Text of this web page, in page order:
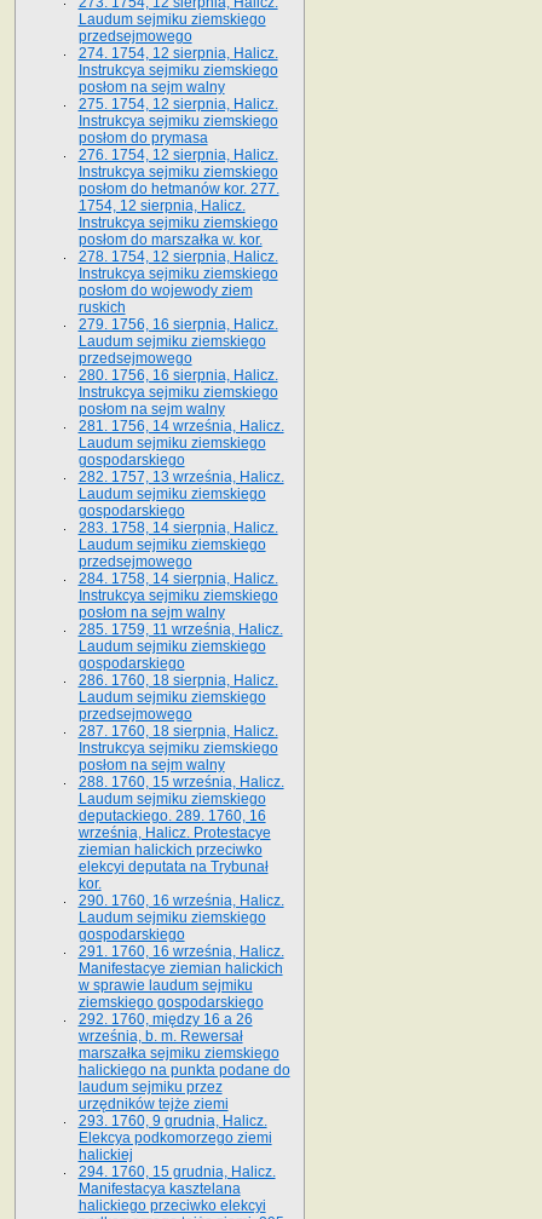
Laudum sejmiku ziemskiego
przedsejmowego
274. 1754, 12 sierpnia, Halicz.
Instrukcya sejmiku ziemskiego
posłom na sejm walny
275. 1754, 12 sierpnia, Halicz.
Instrukcya sejmiku ziemskiego
posłom do prymasa
276. 1754, 12 sierpnia, Halicz.
Instrukcya sejmiku ziemskiego
posłom do hetmanów kor. 277.
1754, 12 sierpnia, Halicz.
Instrukcya sejmiku ziemskiego
posłom do marszałka w. kor.
278. 1754, 12 sierpnia, Halicz.
Instrukcya sejmiku ziemskiego
posłom do wojewody ziem
ruskich
279. 1756, 16 sierpnia, Halicz.
Laudum sejmiku ziemskiego
przedsejmowego
280. 1756, 16 sierpnia, Halicz.
Instrukcya sejmiku ziemskiego
posłom na sejm walny
281. 1756, 14 września, Halicz.
Laudum sejmiku ziemskiego
gospodarskiego
282. 1757, 13 września, Halicz.
Laudum sejmiku ziemskiego
gospodarskiego
283. 1758, 14 sierpnia, Halicz.
Laudum sejmiku ziemskiego
przedsejmowego
284. 1758, 14 sierpnia, Halicz.
Instrukcya sejmiku ziemskiego
posłom na sejm walny
285. 1759, 11 września, Halicz.
Laudum sejmiku ziemskiego
gospodarskiego
286. 1760, 18 sierpnia, Halicz.
Laudum sejmiku ziemskiego
przedsejmowego
287. 1760, 18 sierpnia, Halicz.
Instrukcya sejmiku ziemskiego
posłom na sejm walny
288. 1760, 15 września, Halicz.
Laudum sejmiku ziemskiego
deputackiego. 289. 1760, 16
września, Halicz. Protestacye
ziemian halickich przeciwko
elekcyi deputata na Trybunał
kor.
290. 1760, 16 września, Halicz.
Laudum sejmiku ziemskiego
gospodarskiego
291. 1760, 16 września, Halicz.
Manifestacye ziemian halickich
w sprawie laudum sejmiku
ziemskiego gospodarskiego
292. 1760, między 16 a 26
września, b. m. Rewersał
marszałka sejmiku ziemskiego
halickiego na punkta podane do
laudum sejmiku przez
urzędników tejże ziemi
293. 1760, 9 grudnia, Halicz.
Elekcya podkomorzego ziemi
halickiej
294. 1760, 15 grudnia, Halicz.
Manifestacya kasztelana
halickiego przeciwko elekcyi